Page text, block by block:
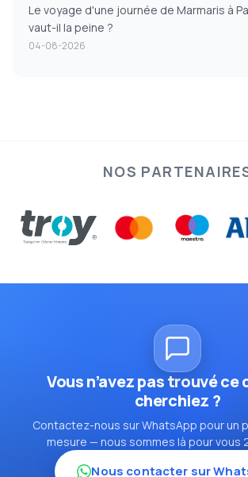
Le voyage d'une journée de Marmaris à
vaut-il la peine ?
04-08-2026
NOS
Vous n’avez pas trouvé ce
cherchiez ?
Contactez-nous sur WhatsApp pour un
mesure — nous sommes là pour vous
Nous contacter sur